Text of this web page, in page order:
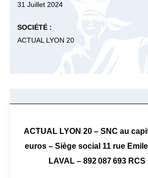
31 Juillet 2024
SOCIÉTÉ :
ACTUAL LYON 20
ACTUAL LYON 20 – SNC au
euros – Siège social 11 rue
LAVAL – 892 087 693